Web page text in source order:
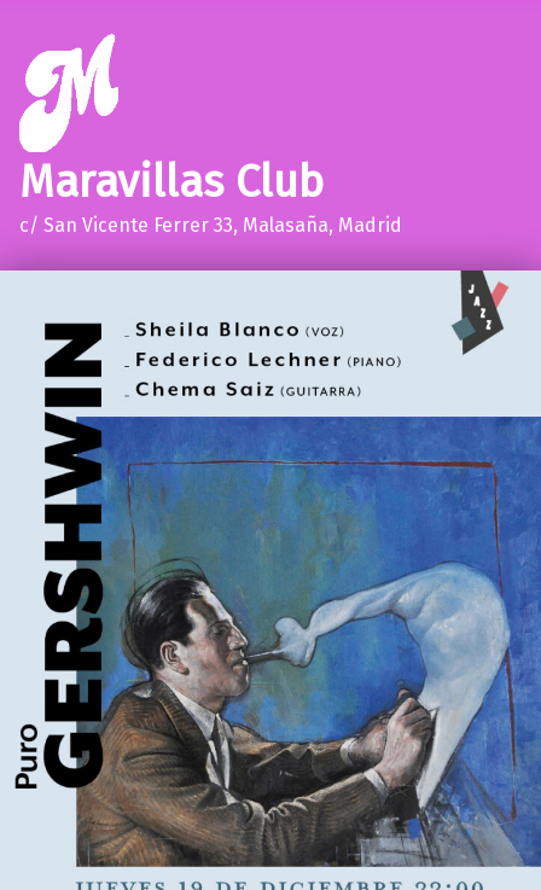
Maravillas Club
c/ San Vicente Ferrer 33, Malasaña, Madrid